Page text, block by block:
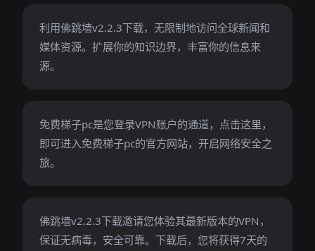
利用佛跳墙v2.2.3下载，无限制地访问全球新闻和
媒体资源。扩展你的知识边界，丰富你的信息来
源。
免费梯子pc是您登录VPN账户的通道，点击这里，
即可进入免费梯子pc的官方网站，开启网络安全之
旅。
佛跳墙v2.2.3下载邀请您体验其最新版本的VPN，
保证无病毒，安全可靠。下载后，您将获得7天的